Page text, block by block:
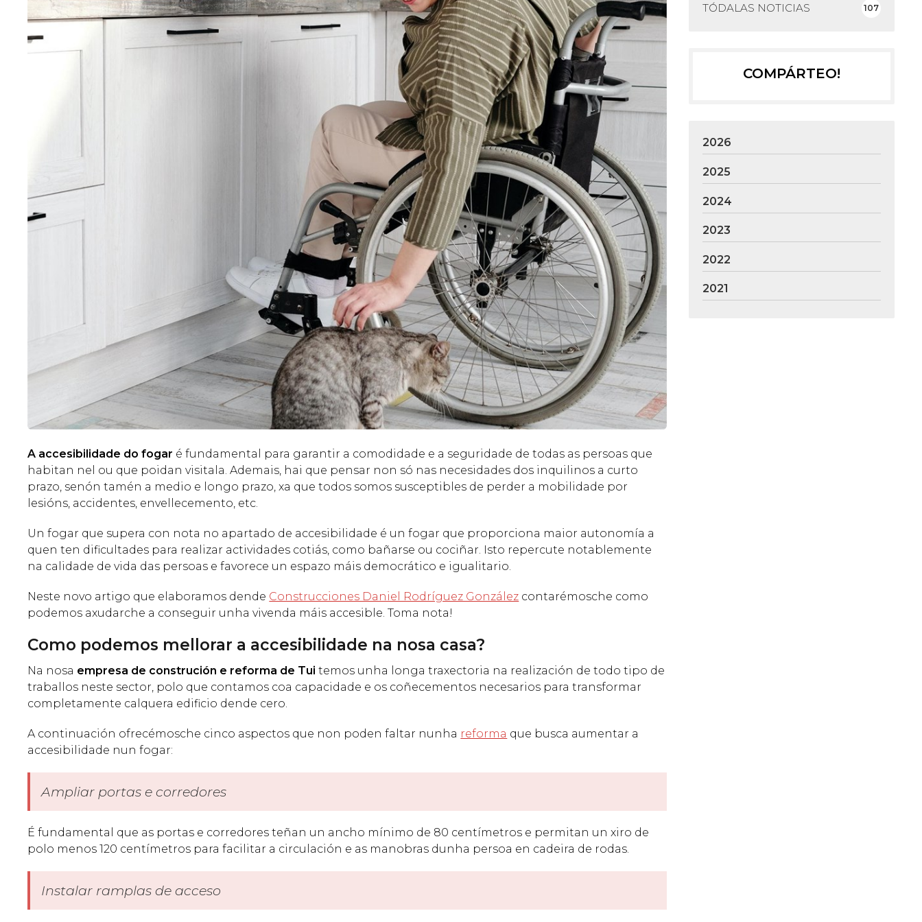
TÓDALAS NOTICIAS 107
A accesibilidade do fogar é fundamental para garantir a comodidade e a seguridade de todas as persoas que
habitan nel ou que poidan visitala. Ademais, hai que pensar non só nas necesidades dos inquilinos a curto
prazo, senón tamén a medio e longo prazo, xa que todos somos susceptibles de perder a mobilidade por
lesións, accidentes, envellecemento, etc.
Un fogar que supera con nota no apartado de accesibilidade é un fogar que proporciona maior autonomía a
quen ten dificultades para realizar actividades cotiás, como bañarse ou cociñar. Isto repercute notablemente
na calidade de vida das persoas e favorece un espazo máis democrático e igualitario.
Neste novo artigo que elaboramos dende Construcciones Daniel Rodríguez González contarémosche como
podemos axudarche a conseguir unha vivenda máis accesible. Toma nota!
Como podemos mellorar a accesibilidade na nosa casa?
Na nosa empresa de construción e reforma de Tui temos unha longa traxectoria na realización de todo tipo de
traballos neste sector, polo que contamos coa capacidade e os coñecementos necesarios para transformar
completamente calquera edificio dende cero.
A continuación ofrecémosche cinco aspectos que non poden faltar nunha reforma que busca aumentar a
accesibilidade nun fogar:
Ampliar portas e corredores
É fundamental que as portas e corredores teñan un ancho mínimo de 80 centímetros e permitan un xiro de
polo menos 120 centímetros para facilitar a circulación e as manobras dunha persoa en cadeira de rodas.
Instalar ramplas de acceso
COMPÁRTEO!
2026
2025
2024
2023
2022
2021